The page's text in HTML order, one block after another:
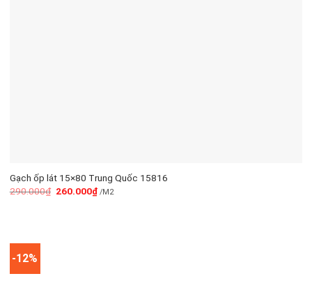
Gạch ốp lát 15×80 Trung Quốc 15816
290.000₫ 260.000₫/M2
-12%